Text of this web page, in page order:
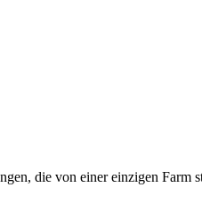
die von einer einzigen Farm